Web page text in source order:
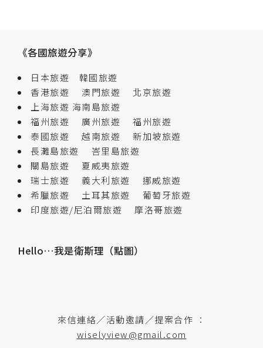
《各國旅遊分享》
日本旅遊
韓國旅遊
香港旅遊
澳門旅遊
北京旅遊
上海旅遊 海南島旅遊
福州旅遊
廣州旅遊
福州旅遊
泰國旅遊
越南旅遊
新加坡旅遊
長灘島旅遊
峇里島旅遊
關島旅遊
夏威夷旅遊
瑞士旅遊
義大利旅遊
挪威旅遊
希臘旅遊
土耳其旅遊
葡萄牙旅遊
印度旅遊/尼泊爾旅遊
摩洛哥旅遊
Hello…我是衛斯理（點圖）
來信連絡／活動邀請／提案合作 ：
wiselyview@gmail.com